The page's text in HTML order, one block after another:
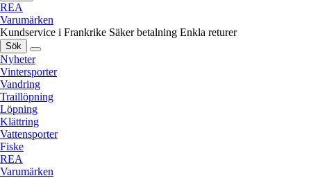
REA
Varumärken
Kundservice i Frankrike Säker betalning Enkla returer
Sök
Nyheter
Vintersporter
Vandring
Traillöpning
Löpning
Klättring
Vattensporter
Fiske
REA
Varumärken